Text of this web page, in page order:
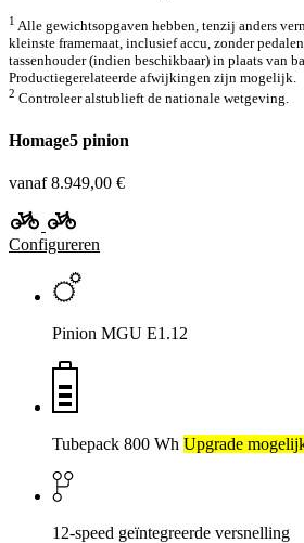
1 Alle gewichtsopgaven hebben, tenzij anders
kleinste framemaat, inclusief accu, zonder
tassenhouder (indien beschikbaar) in plaats van
Productiegerelateerde afwijkingen zijn mogelijk.
2 Controleer alstublieft de nationale wetgeving.
Homage5 pinion
vanaf 8.949,00 €
Configureren
Pinion MGU E1.12
Tubepack 800 Wh Upgrade
12-speed geïntegreerde versnelling